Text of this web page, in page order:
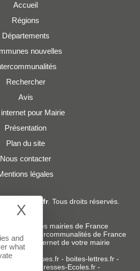
Accueil
Régions
Départements
nouvelles
Rechercher
Avis
pour Mairie
Présentation
Plan du site
Nous contacter
légales
Mairies.fr. Tous droits réservés.
Services :
e-mails des mairies de France
des intercommunalités de France
du site internet de votre mairie
- boites-lettres.fr-
Adresses-Ecoles.fr -
and
what
X